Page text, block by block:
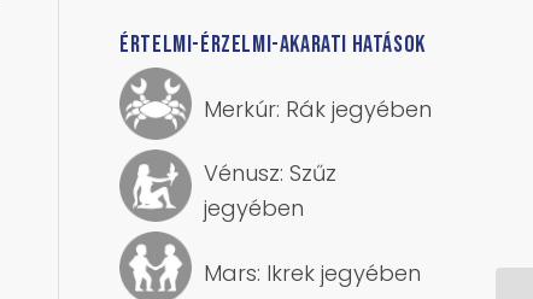
ÉRTELMI-ÉRZELMI-AKARATI HATÁSOK
Merkúr: Rák jegyében
Vénusz: Szűz
jegyében
Mars: Ikrek jegyében